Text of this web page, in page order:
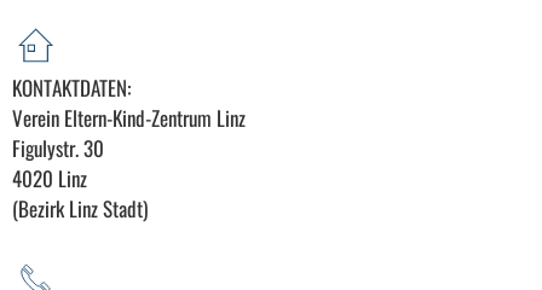
KONTAKTDATEN:
Verein Eltern-Kind-Zentrum Linz
Figulystr. 30
4020 Linz
(Bezirk Linz Stadt)